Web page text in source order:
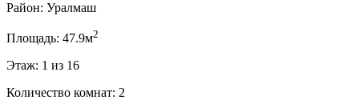
Район: Уралмаш
Площадь: 47.9м2
Этаж: 1 из 16
Количество комнат: 2